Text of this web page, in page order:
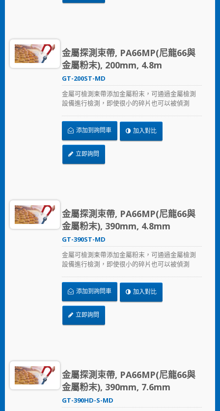
金屬探測束帶, PA66MP(尼龍66與
金屬粉末), 200mm, 4.8m
GT-200ST-MD
金屬可檢測束帶添加金屬粉末，可通過金屬檢測
設備進行檢測，即使很小的碎片也可以被偵測
療生技業，可能因束帶鬆脫進入食品及飲料生產
過程的污染問題。 金屬可檢測束帶符合國家食品
藥品監督管理局（FDA）的規範。
添加到詢問車 加入對比
立即詢問
金屬探測束帶, PA66MP(尼龍66與
金屬粉末), 390mm, 4.8mm
GT-390ST-MD
金屬可檢測束帶添加金屬粉末，可通過金屬檢測
設備進行檢測，即使很小的碎片也可以被偵測
療生技業，可能因束帶鬆脫進入食品及飲料生產
過程的污染問題。 金屬可檢測束帶符合國家食品
藥品監督管理局（FDA）的規範。
添加到詢問車 加入對比
立即詢問
金屬探測束帶, PA66MP(尼龍66與
金屬粉末), 390mm, 7.6mm
GT-390HD-S-MD